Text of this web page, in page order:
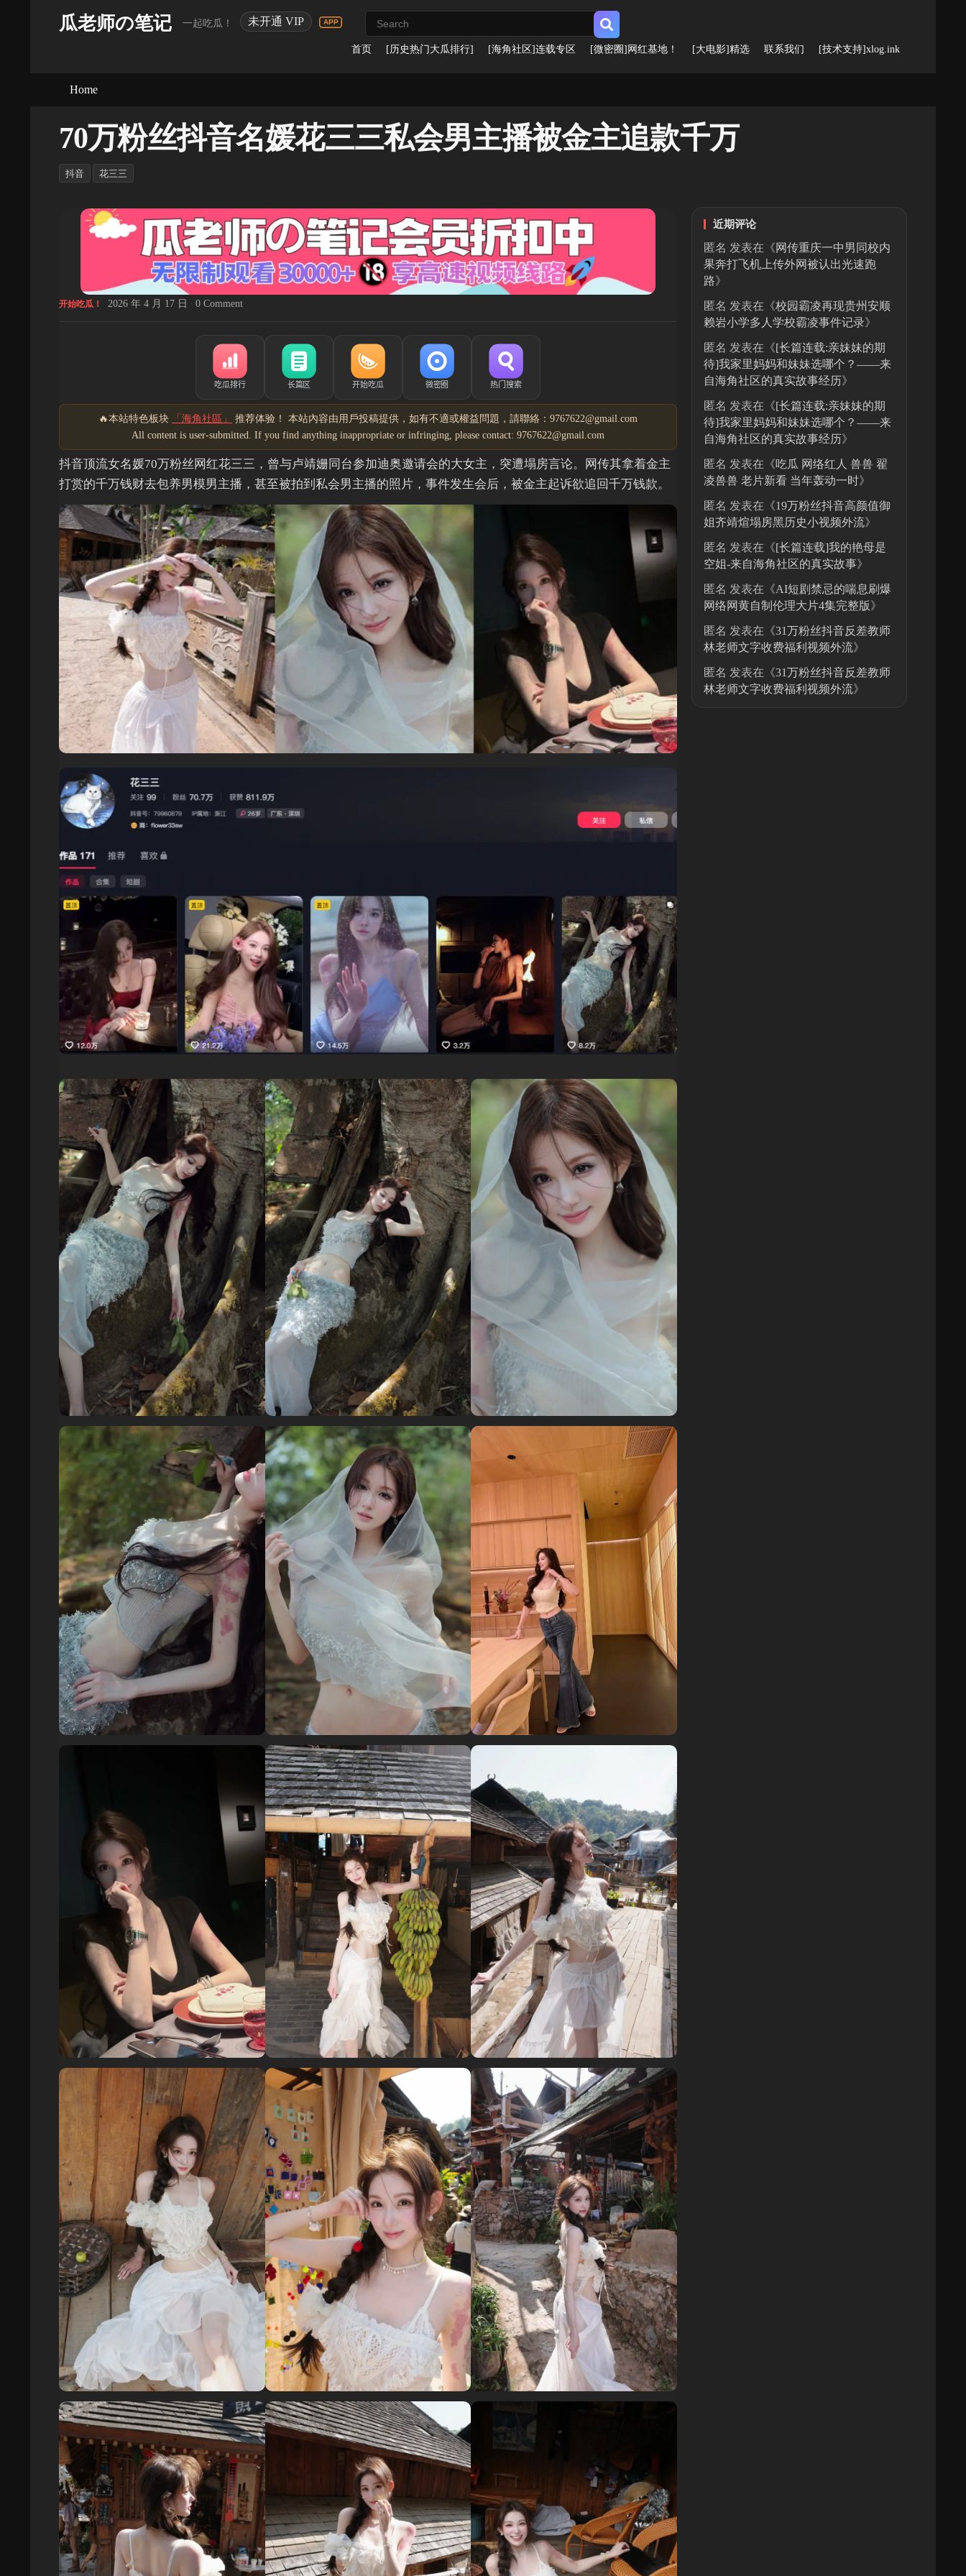
瓜老师の笔记 未开通 VIP
一起吃瓜！
首页 [历史热门大瓜排行] [海角社区]连载专区 [微密圈]网红基地！ [大电影]精选 联系我们 [技术支持]xlog.ink
Home
70万粉丝抖音名媛花三三私会男主播被金主追款千万
抖音 花三三
开始吃瓜！ 2026 年 4 月 17 日 · 0 Comment
🔥本站特色板块 「海角社區」
推荐体验！ 本站內容由用戶投稿提供，如有不適或權益問題，請聯絡：9767622@gmail.com
All content is user-submitted. If you find anything inappropriate or infringing, please contact: 9767622@gmail.com
抖音顶流女名媛70万粉丝网红花三三，曾与卢靖姗同台参加迪奥邀请会的大女主，突遭塌房言论。网传其拿着金主
打赏的千万钱财去包养男模男主播，甚至被拍到私会男主播的照片，事件发生会后，被金主起诉欲追回千万钱款。
近期评论
匿名 发表在《网传重庆一中男同校内
果奔打飞机上传外网被认出光速跑
路》
匿名 发表在《校园霸凌再现贵州安顺
赖岩小学多人学校霸凌事件记录》
匿名 发表在《[长篇连载:亲妹妹的期
待]我家里妈妈和妹妹选哪个？——来
自海角社区的真实故事经历》
匿名 发表在《[长篇连载:亲妹妹的期
待]我家里妈妈和妹妹选哪个？——来
自海角社区的真实故事经历》
匿名 发表在《吃瓜 网络红人 兽兽 翟
凌兽兽 老片新看 当年轰动一时》
匿名 发表在《19万粉丝抖音高颜值御
姐齐靖煊塌房黑历史小视频外流》
匿名 发表在《[长篇连载]我的艳母是
空姐-来自海角社区的真实故事》
匿名 发表在《AI短剧禁忌的喘息刷爆
网络网黄自制伦理大片4集完整版》
匿名 发表在《31万粉丝抖音反差教师
林老师文字收费福利视频外流》
匿名 发表在《31万粉丝抖音反差教师
林老师文字收费福利视频外流》